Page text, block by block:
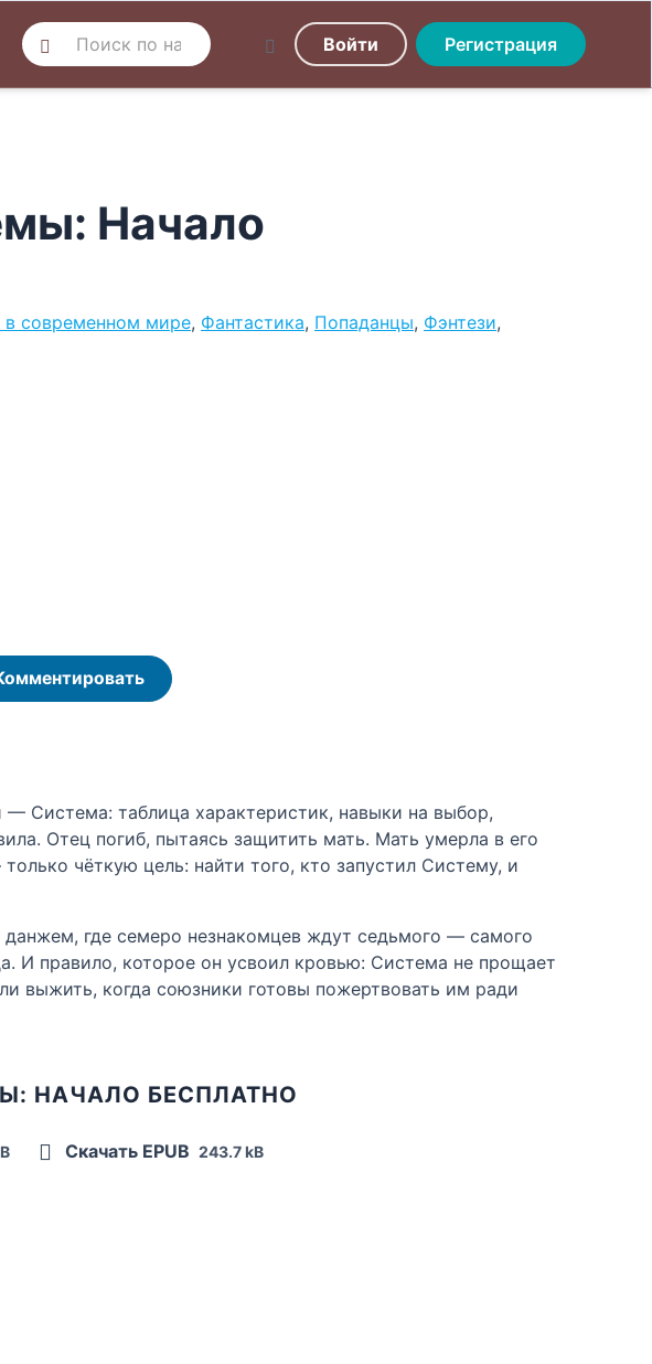
Войти Регистрация
Начало
современном мире, Фантастика, Попаданцы, Фэнтези,
— Система: таблица характеристик, навыки на выбор,
Отец погиб, пытаясь защитить мать. Мать умерла в его
чёткую цель: найти того, кто запустил Систему, и
где семеро незнакомцев ждут седьмого — самого
И правило, которое он усвоил кровью: Система не прощает
выжить, когда союзники готовы пожертвовать им ради
НАЧАЛО БЕСПЛАТНО
Скачать EPUB 243.7 kB